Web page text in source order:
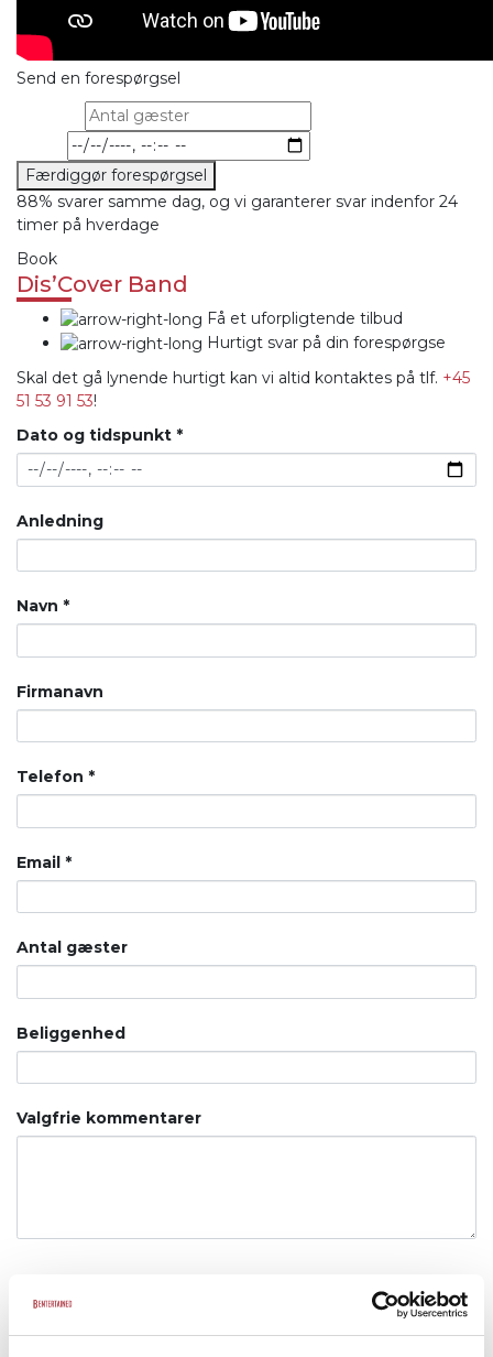
Send en forespørgsel
Færdiggør forespørgsel
88% svarer samme dag, og vi garanterer svar indenfor 24
timer på hverdage
Book
Dis’Cover Band
Få et uforpligtende tilbud
Hurtigt svar på din forespørgse
Skal det gå lynende hurtigt kan vi altid kontaktes på tlf. +45
51 53 91 53!
Dato og tidspunkt *
Anledning
Navn *
Firmanavn
Telefon *
Email *
Antal gæster
Beliggenhed
Valgfrie kommentarer
Send Forespørgsel